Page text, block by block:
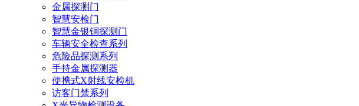
金属探测门
智慧安检门
智慧金银铜探测门
车辆安全检查系列
危险品探测系列
手持金属探测器
便携式X射线安检机
访客门禁系列